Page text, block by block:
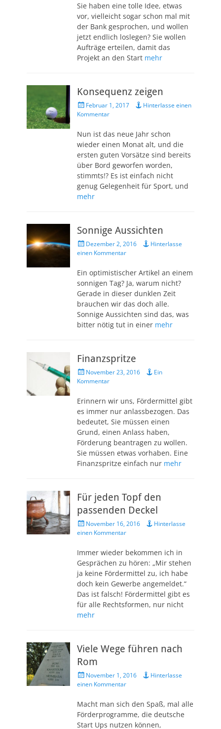
Sie haben eine tolle Idee, etwas
vor, vielleicht sogar schon mal mit
der Bank gesprochen, und wollen
jetzt endlich loslegen? Sie wollen
Aufträge erteilen, damit das
Projekt an den Start mehr
Konsequenz zeigen
Veröffentlicht
am
Februar 1, 2017
Hinterlasse einen
Kommentar
Nun ist das neue Jahr schon
wieder einen Monat alt, und die
ersten guten Vorsätze sind bereits
über Bord geworfen worden,
stimmts!? Es ist einfach nicht
genug Gelegenheit für Sport, und
mehr
Sonnige Aussichten
Veröffentlicht
am
Dezember 2, 2016
Hinterlasse
einen Kommentar
Ein optimistischer Artikel an einem
sonnigen Tag? Ja, warum nicht?
Gerade in dieser dunklen Zeit
brauchen wir das doch alle.
Sonnige Aussichten sind das, was
bitter nötig tut in einer mehr
Finanzspritze
Veröffentlicht
am
November 23, 2016
Ein
Kommentar
Erinnern wir uns, Fördermittel gibt
es immer nur anlassbezogen. Das
bedeutet, Sie müssen einen
Grund, einen Anlass haben,
Förderung beantragen zu wollen.
Sie müssen etwas vorhaben. Eine
Finanzspritze einfach nur mehr
Für jeden Topf den
passenden Deckel
Veröffentlicht
am
November 16, 2016
Hinterlasse
einen Kommentar
Immer wieder bekommen ich in
Gesprächen zu hören: „Mir stehen
ja keine Fördermittel zu, ich habe
doch kein Gewerbe angemeldet.“
Das ist falsch! Fördermittel gibt es
für alle Rechtsformen, nur nicht
mehr
Viele Wege führen nach
Rom
Veröffentlicht
am
November 1, 2016
Hinterlasse
einen Kommentar
Macht man sich den Spaß, mal alle
Förderprogramme, die deutsche
Start Ups nutzen können,